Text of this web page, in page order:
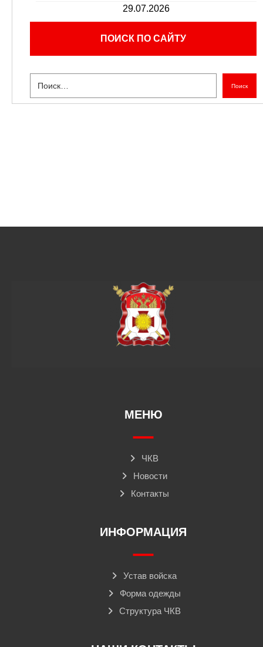
29.07.2026
ПОИСК ПО САЙТУ
Поиск
МЕНЮ
ЧКВ
Новости
Контакты
ИНФОРМАЦИЯ
Устав войска
Форма одежды
Структура ЧКВ